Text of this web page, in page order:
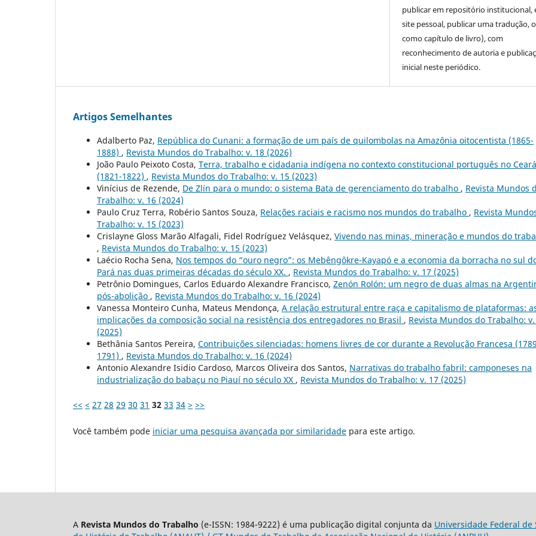
publicar em repositório institucional,
site pessoal, publicar uma tradução,
como capítulo de livro), com
reconhecimento de autoria e
inicial neste periódico.
Artigos Semelhantes
Adalberto Paz, República do Cunani: a formação de um país de quilombolas na Amazônia oitocentista (1865-
1888) , Revista Mundos do Trabalho: v. 18 (2026)
João Paulo Peixoto Costa, Terra, trabalho e cidadania indígena no contexto constitucional português no Ceará
(1821-1822) , Revista Mundos do Trabalho: v. 15 (2023)
Vinícius de Rezende, De Zlín para o mundo: o sistema Bata de gerenciamento do trabalho , Revista Mundos
Trabalho: v. 16 (2024)
Paulo Cruz Terra, Robério Santos Souza, Relações raciais e racismo nos mundos do trabalho , Revista
Trabalho: v. 15 (2023)
Crislayne Gloss Marão Alfagali, Fidel Rodríguez Velásquez, Vivendo nas minas, mineração e mundos do
, Revista Mundos do Trabalho: v. 15 (2023)
Laécio Rocha Sena, Nos tempos do “ouro negro”: os Mebêngôkre-Kayapó e a economia da borracha no sul
Pará nas duas primeiras décadas do século XX. , Revista Mundos do Trabalho: v. 17 (2025)
Petrônio Domingues, Carlos Eduardo Alexandre Francisco, Zenón Rolón: um negro de duas almas na
pós-abolição , Revista Mundos do Trabalho: v. 16 (2024)
Vanessa Monteiro Cunha, Mateus Mendonça, A relação estrutural entre raça e capitalismo de plataformas:
implicações da composição social na resistência dos entregadores no Brasil , Revista Mundos do Trabalho: v.
(2025)
Bethânia Santos Pereira, Contribuições silenciadas: homens livres de cor durante a Revolução Francesa
1791) , Revista Mundos do Trabalho: v. 16 (2024)
Antonio Alexandre Isidio Cardoso, Marcos Oliveira dos Santos, Narrativas do trabalho fabril: camponeses na
industrialização do babaçu no Piauí no século XX , Revista Mundos do Trabalho: v. 17 (2025)
<< < 27 28 29 30 31 32 33 34 > >>
Você também pode iniciar uma pesquisa avançada por similaridade para este artigo.
A Revista Mundos do Trabalho (e-ISSN: 1984-9222) é uma publicação digital conjunta da Universidade Federal de